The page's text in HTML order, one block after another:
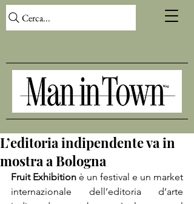
Cerca...
L’editoria indipendente va in
mostra a Bologna
Fruit Exhibition è un festival e un market
internazionale dell’editoria d’arte